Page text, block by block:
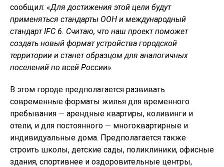
сообщил: «Для достижения этой цели будут
применяться стандарты ООН и международный
стандарт IFC 6. Считаю, что наш проект поможет
создать новый формат устройства городской
территории и станет образцом для аналогичных
поселений по всей России».
В этом городе предполагается развивать
современные форматы жилья для временного
пребывания — арендные квартиры, коливинги и
отели, и для постоянного — многоквартирные и
индивидуальные дома. Предполагается также
строить школы, детские сады, поликлиники, офисные
здания, спортивнее и оздоровительные центры,